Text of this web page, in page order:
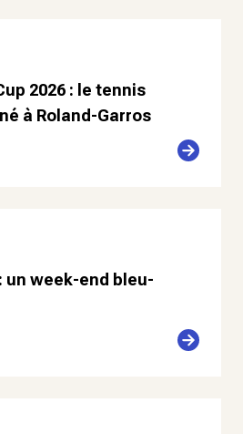
2026 : le tennis
à Roland-Garros
un week-end bleu-